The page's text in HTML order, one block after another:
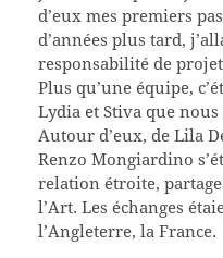
d’eux mes premiers
d’années plus tard,
responsabilité de
Plus qu’une équipe,
Lydia et Stiva que
Autour d’eux, de Lila
Renzo Mongiardino
relation étroite,
l’Art. Les échanges
l’Angleterre, la France.